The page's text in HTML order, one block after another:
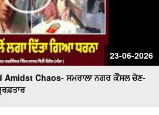
23-06-2026
Chaos- ਸਮਰਾਲਾ ਨਗਰ ਕੌਂਸਲ ਚੋਣ-